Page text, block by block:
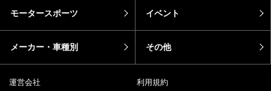
モータースポーツ イベント
メーカー・車種別 その他
運営会社 利用規約